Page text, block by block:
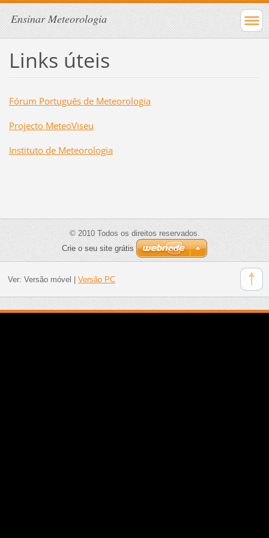
Ensinar Meteorologia
Links úteis
Fórum Português de Meteorologia
Projecto MeteoViseu
Instituto de Meteorologia
© 2010 Todos os direitos reservados.
Crie o seu site grátis
Ver: Versão móvel Versão PC